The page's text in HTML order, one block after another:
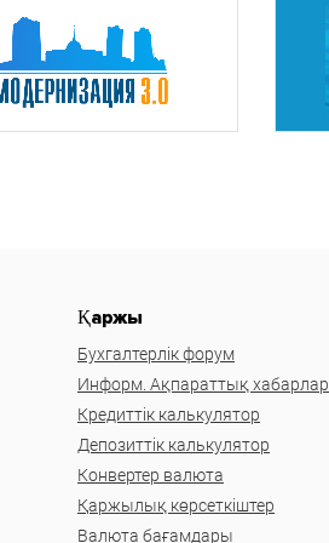
Қаржы
Бухгалтерлік форум
Информ. Ақпараттық хабарлар
Кредиттік калькулятор
Депозиттік калькулятор
Конвертер валюта
Қаржылық көрсеткіштер
Валюта бағамдары